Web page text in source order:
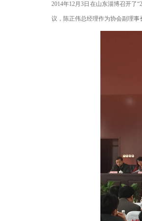
2014年12月3日在山东淄博召开了
议，陈正伟总经理作为协会副理